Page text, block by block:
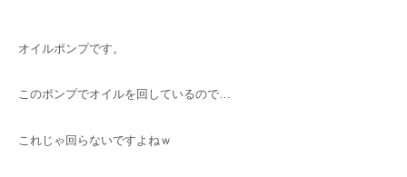
オイルポンプです。
このポンプでオイルを回しているので…
これじゃ回らないですよねｗ